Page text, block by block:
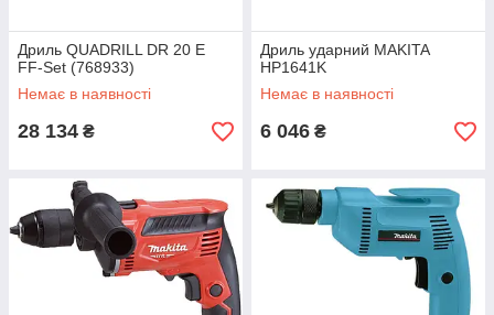
Дриль QUADRILL DR 20 E
FF-Set (768933)
Немає в наявності
28 134 ₴
Дриль ударний MAKITA
HP1641K
Немає в наявності
6 046 ₴